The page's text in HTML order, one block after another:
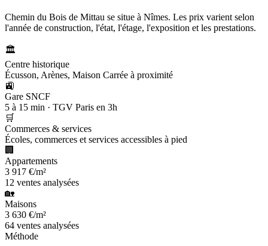
Chemin du Bois de Mittau se situe à Nîmes. Les prix varient selon
l'année de construction, l'état, l'étage, l'exposition et les prestations.
🏛️
Centre historique
Écusson, Arènes, Maison Carrée à proximité
🚉
Gare SNCF
5 à 15 min · TGV Paris en 3h
🛒
Commerces & services
Écoles, commerces et services accessibles à pied
🏢
Appartements
3 917 €/m²
12 ventes analysées
🏡
Maisons
3 630 €/m²
64 ventes analysées
Méthode